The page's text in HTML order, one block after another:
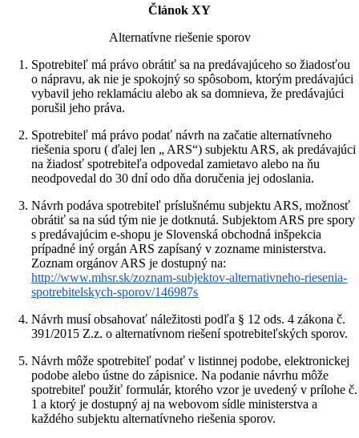
Článok XY
Alternatívne riešenie sporov
Spotrebiteľ má právo obrátiť sa na predávajúceho so žiadosťou
o nápravu, ak nie je spokojný so spôsobom, ktorým predávajúci
vybavil jeho reklamáciu alebo ak sa domnieva, že predávajúci
porušil jeho práva.
Spotrebiteľ má právo podať návrh na začatie alternatívneho
riešenia sporu ( ďalej len „ ARS“) subjektu ARS, ak predávajúci
na žiadosť spotrebiteľa odpovedal zamietavo alebo na ňu
neodpovedal do 30 dní odo dňa doručenia jej odoslania.
Návrh podáva spotrebiteľ príslušnému subjektu ARS, možnosť
obrátiť sa na súd tým nie je dotknutá. Subjektom ARS pre spory
s predávajúcim e-shopu je Slovenská obchodná inšpekcia
prípadné iný orgán ARS zapísaný v zozname ministerstva.
Zoznam orgánov ARS je dostupný na:
http://www.mhsr.sk/zoznam-subjektov-alternativneho-riesenia-
spotrebitelskych-sporov/146987s
Návrh musí obsahovať náležitosti podľa § 12 ods. 4 zákona č.
391/2015 Z.z. o alternatívnom riešení spotrebiteľských sporov.
Návrh môže spotrebiteľ podať v listinnej podobe, elektronickej
podobe alebo ústne do zápisnice. Na podanie návrhu môže
spotrebiteľ použiť formulár, ktorého vzor je uvedený v prílohe č.
1 a ktorý je dostupný aj na webovom sídle ministerstva a
každého subjektu alternatívneho riešenia sporov.